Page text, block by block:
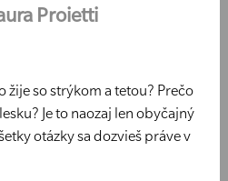
Proietti
žije so strýkom a tetou? Prečo
Je to naozaj len obyčajný
otázky sa dozvieš práve v